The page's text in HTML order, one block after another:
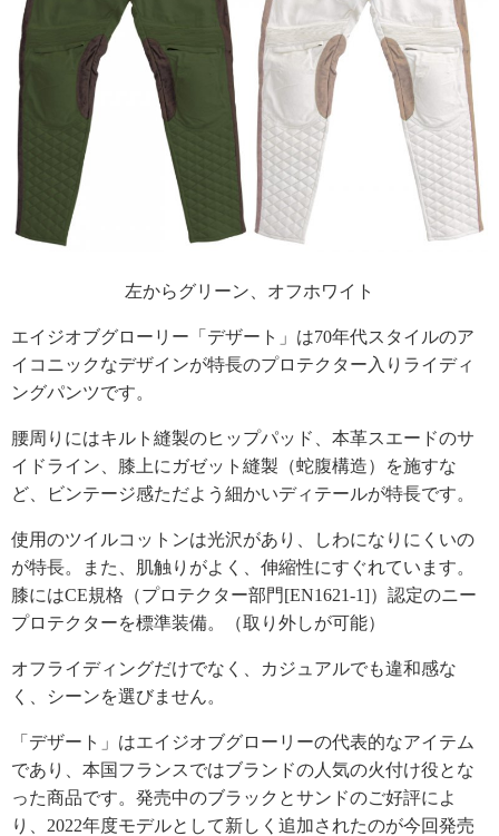
左からグリーン、オフホワイト
エイジオブグローリー「デザート」は70年代スタイルのア
イコニックなデザインが特長のプロテクター入りライディ
ングパンツです。
腰周りにはキルト縫製のヒップパッド、本革スエードのサ
イドライン、膝上にガゼット縫製（蛇腹構造）を施すな
ど、ビンテージ感ただよう細かいディテールが特長です。
使用のツイルコットンは光沢があり、しわになりにくいの
が特長。また、肌触りがよく、伸縮性にすぐれています。
膝にはCE規格（プロテクター部門[EN1621-1]）認定のニー
プロテクターを標準装備。（取り外しが可能）
オフライディングだけでなく、カジュアルでも違和感な
く、シーンを選びません。
「デザート」はエイジオブグローリーの代表的なアイテム
であり、本国フランスではブランドの人気の火付け役とな
った商品です。発売中のブラックとサンドのご好評によ
り、2022年度モデルとして新しく追加されたのが今回発売